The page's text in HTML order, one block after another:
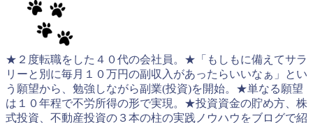
★２度転職をした４０代の会社員。★「もしもに備えてサラ
リーと別に毎月１０万円の副収入があったらいいなぁ」とい
う願望から、勉強しながら副業(投資)を開始。★単なる願望
は１０年程で不労所得の形で実現。★投資資金の貯め方、株
式投資、不動産投資の３本の柱の実践ノウハウをブログで紹